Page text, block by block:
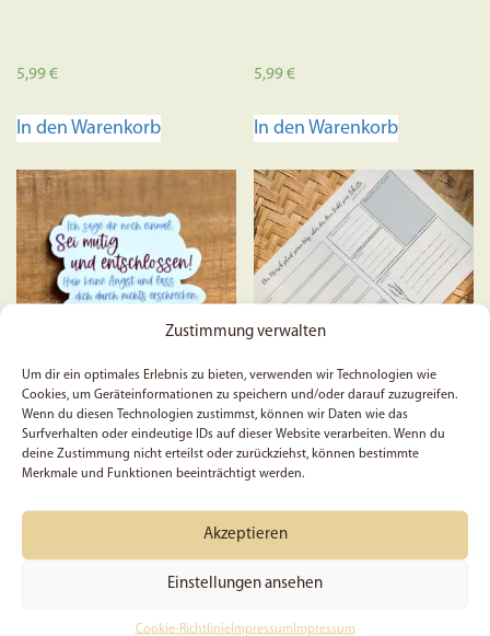
Zustimmung verwalten
Um dir ein optimales Erlebnis zu bieten, verwenden wir Technologien wie
Cookies, um Geräteinformationen zu speichern und/oder darauf zuzugreifen.
Wenn du diesen Technologien zustimmst, können wir Daten wie das
Surfverhalten oder eindeutige IDs auf dieser Website verarbeiten. Wenn du
deine Zustimmung nicht erteilst oder zurückziehst, können bestimmte
Merkmale und Funktionen beeinträchtigt werden.
Akzeptieren
Einstellungen ansehen
Cookie-RichtlinieImpressum Impressum
5,99€
In den Warenkorb
5,99€
In den Warenkorb
5x Sei mutig und
entschlossen | Sticker
| Josua 1:9 | Bibelvers |
Geschenk | Bibel | Gott |
5,99€
In den Warenkorb
Christlicher Wochenplaner
| A4 | 50 Blatt | Sprüche 16,
9 | Gebetsanliegen | Stille
9,49€
In den Warenkorb